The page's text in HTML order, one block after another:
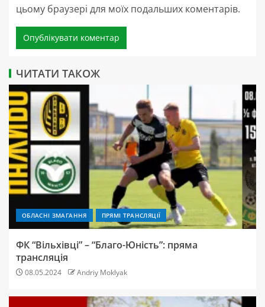
цьому браузері для моїх подальших коментарів.
ЧИТАТИ ТАКОЖ
ОБЛАСНІ ЗМАГАННЯ ПРЯМІ ТРАНСЛЯЦІЇ
ФК “Вільхівці” – “Благо-Юність”: пряма
трансляція
08.05.2024 Andriy Moklyak